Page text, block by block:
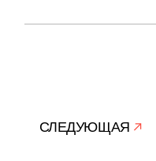
СЛЕДУЮЩАЯ